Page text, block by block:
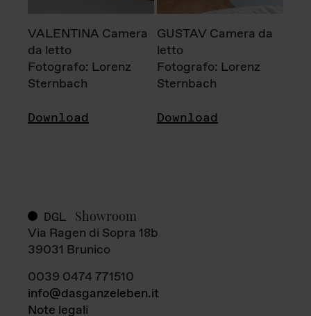
VALENTINA Camera
da letto
Fotografo: Lorenz
Sternbach
Download
GUSTAV Camera da
letto
Fotografo: Lorenz
Sternbach
Download
DGL Showroom
Via Ragen di Sopra 18b
39031 Brunico
0039 0474 771510
info@dasganzeleben.it
Note legali